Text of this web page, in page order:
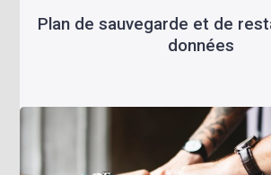
Plan de sauvegarde et de
données